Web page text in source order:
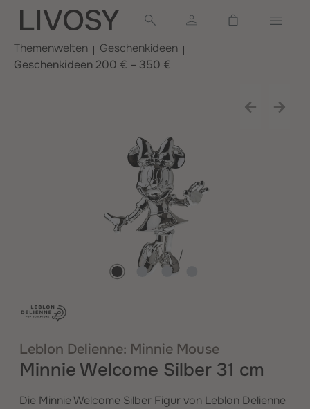
springen
Warenkorb
Themenwelten
Geschenkideen
Geschenkideen 200 € – 350 €
Leblon Delienne: Minnie Mouse
Minnie Welcome Silber 31 cm
Die Minnie Welcome Silber Figur von Leblon Delienne